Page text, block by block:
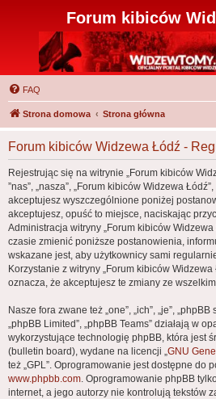
Forum kibiców
FAQ
Strona domowa Strona główna
Forum kibiców Widzewa Łódź -
Rejestrując się na witrynie „Forum kibiców
”nas”, „nasza”, „Forum kibiców Widzewa
akceptujesz wyszczególnione poniżej
akceptujesz, opuść to miejsce, naciskając
Administracja witryny „Forum kibiców
czasie zmienić poniższe postanowienia,
wskazane jest, aby użytkownicy sami
Korzystanie z witryny „Forum kibiców
oznacza, że akceptujesz te zmiany ze
Nasze fora zwane też „one”, „ich”, „je”,
„phpBB Limited”, „phpBB Teams” działają w
wykorzystujące technologię phpBB, która jest
(bulletin board), wydane na licencji „GNU
też „GPL”. Oprogramowanie jest dostępne do
www.phpbb.com. Oprogramowanie phpBB
internet, a jego autorzy nie kontrolują tekstów